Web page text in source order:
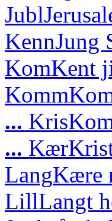
Jubl
KennJung
KomKent
Komm
... Kris
... Kær
LangKære
LillLangt